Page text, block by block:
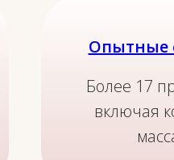
Опытные
Более 17
включая